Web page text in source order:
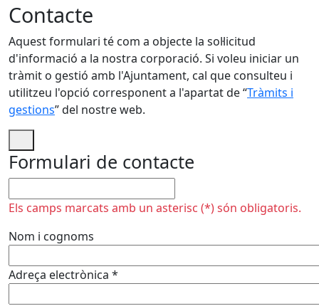
Contacte
Aquest formulari té com a objecte la sol·licitud
d'informació a la nostra corporació. Si voleu iniciar un
tràmit o gestió amb l'Ajuntament, cal que consulteu i
utilitzeu l'opció corresponent a l'apartat de “Tràmits i
gestions” del nostre web.
Formulari de contacte
Els camps marcats amb un asterisc (*) són obligatoris.
Nom i cognoms
Adreça electrònica *